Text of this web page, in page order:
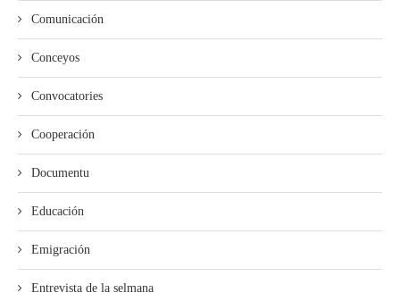
Comunicación
Conceyos
Convocatories
Cooperación
Documentu
Educación
Emigración
Entrevista de la selmana